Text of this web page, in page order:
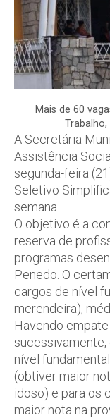
Mais de 60
A Secretária
Assistência
segunda-feira
Seletivo
semana.
O objetivo é a
reserva de
programas
Penedo. O
cargos de nível
merendeira),
Havendo
sucessivamente,
nível
(obtiver maior
idoso) e para os
maior nota na